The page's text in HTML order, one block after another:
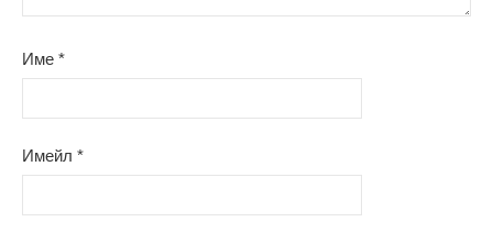
Име *
Имейл *